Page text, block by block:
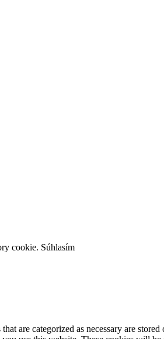
cookie. Súhlasím
are categorized as necessary are